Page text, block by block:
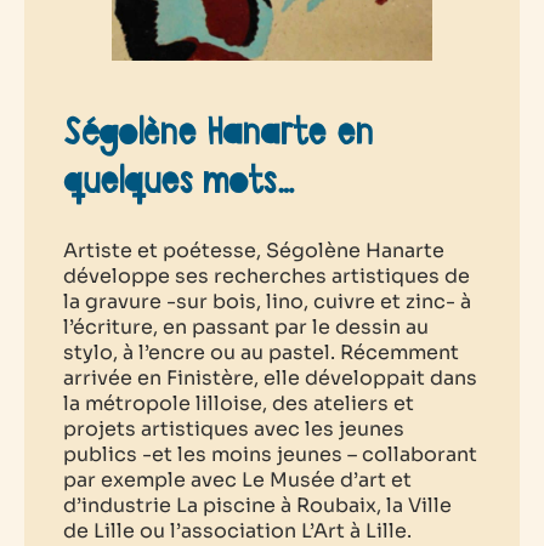
Ségolène Hanarte en
quelques mots…
Artiste et poétesse, Ségolène Hanarte
développe ses recherches artistiques de
la gravure -sur bois, lino, cuivre et zinc- à
l’écriture, en passant par le dessin au
stylo, à l’encre ou au pastel. Récemment
arrivée en Finistère, elle développait dans
la métropole lilloise, des ateliers et
projets artistiques avec les jeunes
publics -et les moins jeunes – collaborant
par exemple avec Le Musée d’art et
d’industrie La piscine à Roubaix, la Ville
de Lille ou l’association L’Art à Lille.